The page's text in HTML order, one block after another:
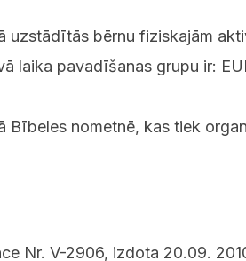
uzstādītās bērnu fiziskajām
laika pavadīšanas grupu ir:
Bībeles nometnē, kas tiek
Nr. V-2906, izdota 20.09.